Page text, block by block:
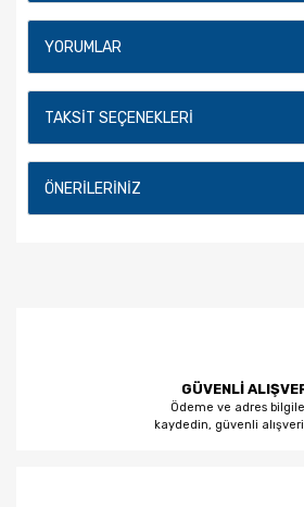
YORUMLAR
TAKSIT SEÇENEKLERI
ÖNERILERINIZ
GÜVENLİ
Ödeme ve adres
kaydedin, güvenli